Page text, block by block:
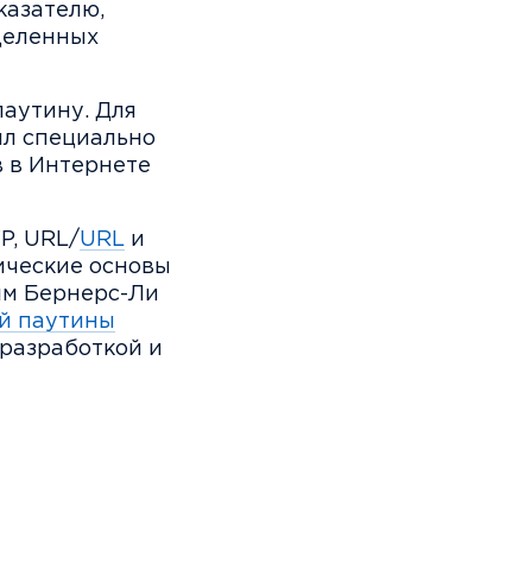
Для
специально
в Интернете
URL/URL и
основы
Бернерс-Ли
паутины
и